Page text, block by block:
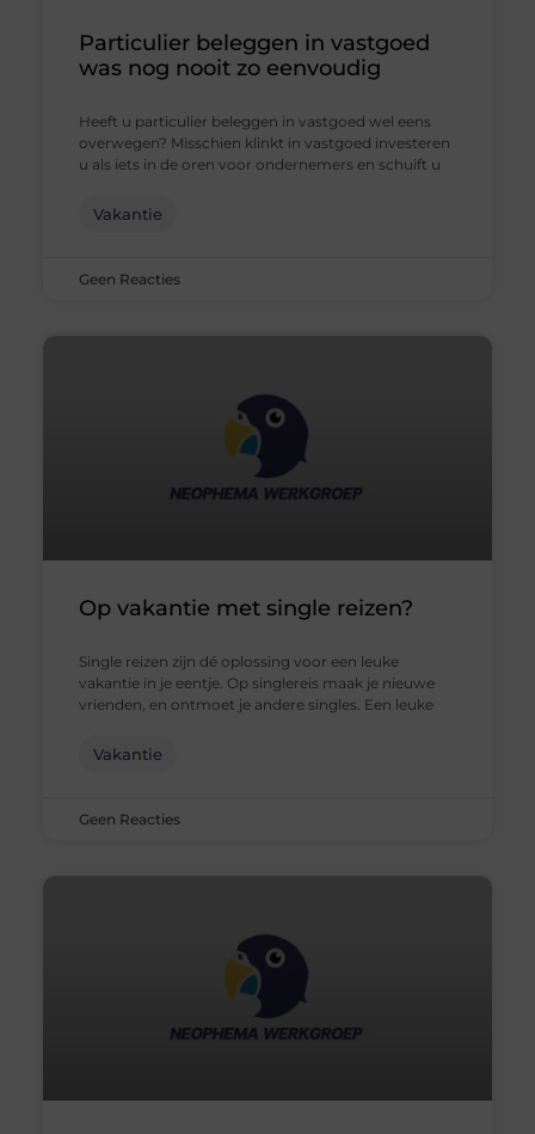
Particulier beleggen in vastgoed
was nog nooit zo eenvoudig
Heeft u particulier beleggen in vastgoed wel eens
overwegen? Misschien klinkt in vastgoed investeren
u als iets in de oren voor ondernemers en schuift u
Vakantie
Geen Reacties
Op vakantie met single reizen?
Single reizen zijn dé oplossing voor een leuke
vakantie in je eentje. Op singlereis maak je nieuwe
vrienden, en ontmoet je andere singles. Een leuke
Vakantie
Geen Reacties